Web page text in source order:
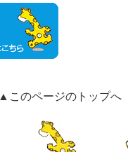
▲このページのトップへ